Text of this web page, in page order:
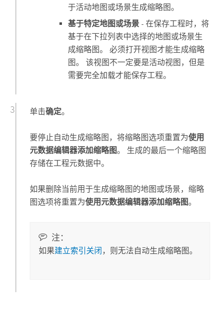
于活动地图或场景生成缩略图。
基于特定地图或场景- 在保存工程时，将
基于在下拉列表中选择的地图或场景生
成缩略图。 必须打开视图才能生成缩略
图。 该视图不一定要是活动视图，但是
需要完全加载才能保存工程。
单击确定。
要停止自动生成缩略图，将缩略图选项重置为使用
元数据编辑器添加缩略图。 生成的最后一个缩略图
存储在工程元数据中。
如果删除当前用于生成缩略图的地图或场景，缩略
图选项将重置为使用元数据编辑器添加缩略图。
注：
如果建立索引关闭 ，则无法自动生成缩略图。